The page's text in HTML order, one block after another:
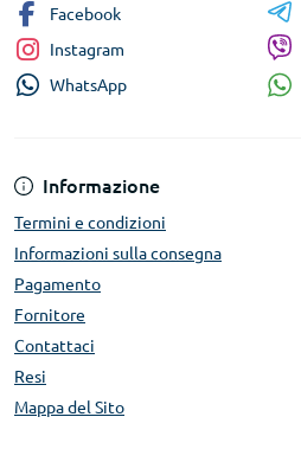
Informazione
Termini e condizioni
Informazioni sulla consegna
Pagamento
Fornitore
Contattaci
Resi
Mappa del Sito
Facebook
Instagram
WhatsApp